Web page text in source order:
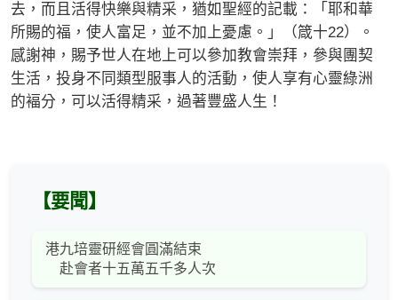
去，而且活得快樂與精采，猶如聖經的記載：「耶和華
所賜的福，使人富足，並不加上憂慮。」（箴十22）。
感謝神，賜予世人在地上可以參加教會崇拜，參與團契
生活，投身不同類型服事人的活動，使人享有心靈綠洲
的褔分，可以活得精采，過著豐盛人生！
【要聞】
港九培靈研經會圓滿結束
赴會者十五萬五千多人次